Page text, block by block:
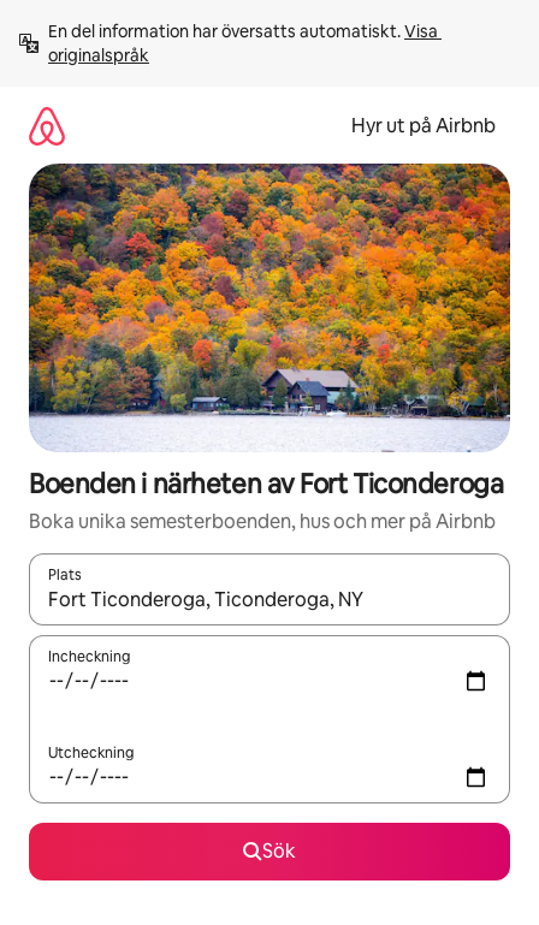
innehåll
En del information har översatts automatiskt. Visa
originalspråk
Hyr ut på Airbnb
Boenden i närheten av Fort Ticonderoga
Boka unika semesterboenden, hus och mer på Airbnb
Plats
När resultaten är tillgängliga kan du navigera med upp- och
Incheckning
Utcheckning
Sök